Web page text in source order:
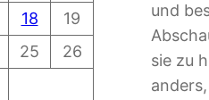
18
19
25
26
und
sie zu